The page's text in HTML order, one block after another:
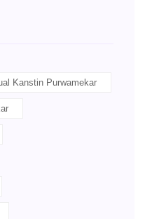
Kanstin Purwamekar